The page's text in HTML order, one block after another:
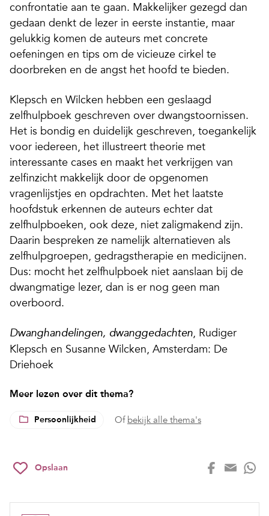
confrontatie aan te gaan. Makkelijker gezegd dan
gedaan denkt de lezer in eerste instantie, maar
gelukkig komen de auteurs met concrete
oefeningen en tips om de vicieuze cirkel te
doorbreken en de angst het hoofd te bieden.
Klepsch en Wilcken hebben een geslaagd
zelfhulpboek geschreven over dwangstoornissen.
Het is bondig en duidelijk geschreven, toegankelijk
voor iedereen, het illustreert theorie met
interessante cases en maakt het verkrijgen van
zelfinzicht makkelijk door de opgenomen
vragenlijstjes en opdrachten. Met het laatste
hoofdstuk erkennen de auteurs echter dat
zelfhulpboeken, ook deze, niet zaligmakend zijn.
Daarin bespreken ze namelijk alternatieven als
zelfhulpgroepen, gedragstherapie en medicijnen.
Dus: mocht het zelfhulpboek niet aanslaan bij de
dwangmatige lezer, dan is er nog geen man
overboord.
Dwanghandelingen, dwanggedachten, Rudiger
Klepsch en Susanne Wilcken, Amsterdam: De
Driehoek
Meer lezen over dit thema?
Persoonlijkheid Of bekijk alle thema's
Opslaan